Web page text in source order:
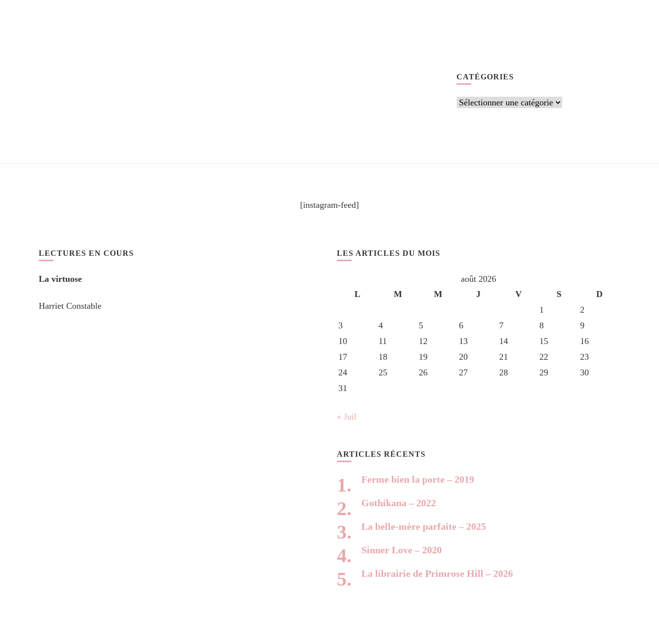
CATÉGORIES
Catégories
[instagram-feed]
LECTURES EN COURS
La virtuose
Harriet Constable
LES ARTICLES DU MOIS
août 2026
L
M M J V S
D
1
2
3
4 5 6 7 8
9
10
11 12 13 14 15
16
17
18 19 20 21 22
23
24
25 26 27 28 29
30
31
« Juil
ARTICLES RÉCENTS
Ferme bien la porte – 2019
Gothikana – 2022
La belle-mère parfaite – 2025
Sinner Love – 2020
La librairie de Primrose Hill – 2026